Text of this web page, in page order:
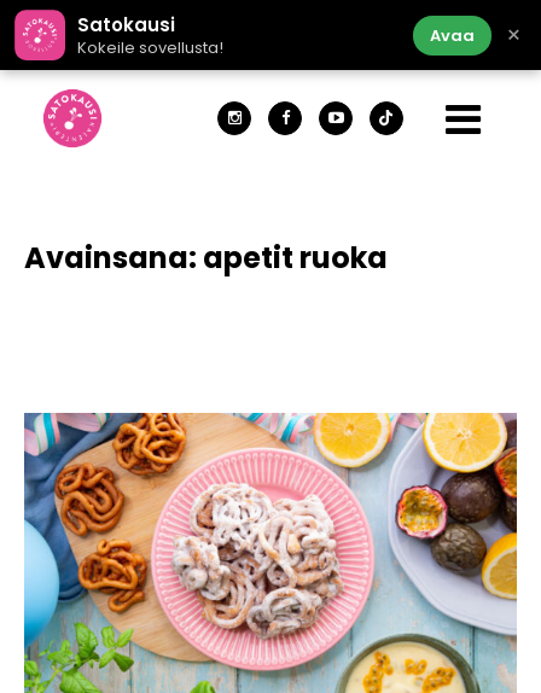
Satokausi
Kokeile sovellusta!
Avaa ×
Avainsana: apetit ruoka